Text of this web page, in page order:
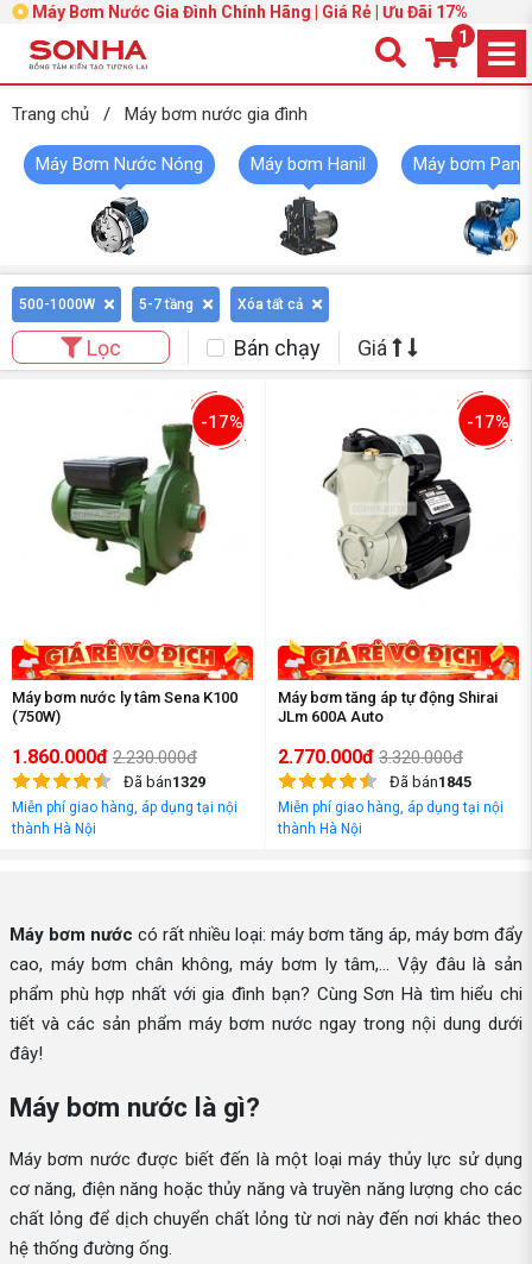
Máy Bơm Nước Gia Đình Chính Hãng | Giá Rẻ | Ưu Đãi 17%
1
Trang chủ / Máy bơm nước gia đình
Máy Bơm Nước Nóng Máy bơm Hanil Máy bơm
500-1000W 5-7 tầng Xóa tất cả
Lọc Bán chạy Giá
-17%
Máy bơm nước ly tâm Sena K100
(750W)
1.860.000đ 2.230.000đ
Đã bán1329
Miễn phí giao hàng, áp dụng tại nội
thành Hà Nội
-17%
Máy bơm tăng áp tự động Shirai
JLm 600A Auto
2.770.000đ 3.320.000đ
Đã bán1845
Miễn phí giao hàng, áp dụng tại nội
thành Hà Nội
Máy bơm nước có rất nhiều loại: máy bơm tăng áp, máy bơm đẩy
cao, máy bơm chân không, máy bơm ly tâm,... Vậy đâu là sản
phẩm phù hợp nhất với gia đình bạn? Cùng Sơn Hà tìm hiểu chi
tiết và các sản phẩm máy bơm nước ngay trong nội dung dưới
đây!
Máy bơm nước là gì?
Máy bơm nước được biết đến là một loại máy thủy lực sử dụng
cơ năng, điện năng hoặc thủy năng và truyền năng lượng cho các
chất lỏng để dịch chuyển chất lỏng từ nơi này đến nơi khác theo
hệ thống đường ống.